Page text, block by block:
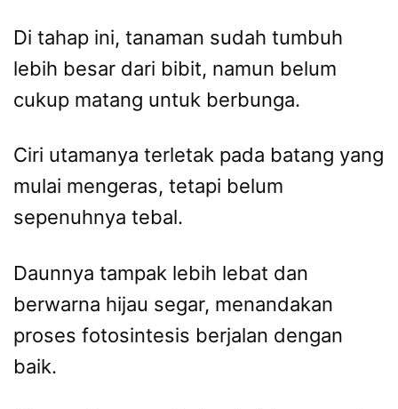
Di tahap ini, tanaman sudah tumbuh
lebih besar dari bibit, namun belum
cukup matang untuk berbunga.
Ciri utamanya terletak pada batang yang
mulai mengeras, tetapi belum
sepenuhnya tebal.
Daunnya tampak lebih lebat dan
berwarna hijau segar, menandakan
proses fotosintesis berjalan dengan
baik.